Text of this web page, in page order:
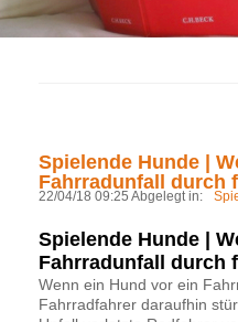
Spielende Hunde |
Fahrradunfall durch
22/04/18 09:25 Abgelegt in:
Spielende Hunde |
Fahrradunfall durch
Wenn ein Hund vor ein
Fahrradfahrer daraufhin